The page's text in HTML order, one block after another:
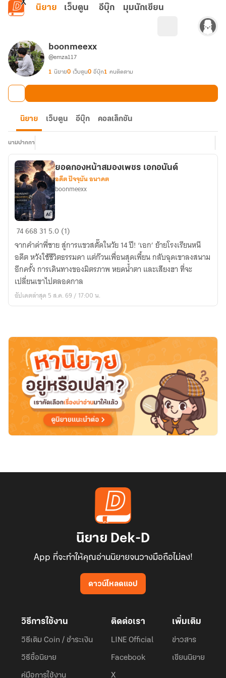
ข้ามไปยังเนื้อหาหลัก
นิยาย เว็บตูน อีบุ๊ก มุมนักเขียน
boonmeexx
@emza117
1 นิยาย0 เว็บตูน0 อีบุ๊ก1 คนติดตาม
นิยาย เว็บตูน อีบุ๊ก คอลเล็กชัน
นามปากกา
ยอด
หน้า
สมอง
เพชร
เอก
อนันต์
ยอดกองหน้าสมองเพชร เอกอนันต์
อดีต ปัจจุบัน อนาคต
boonmeexx
7466831 5.0 (1)
จากคำด่าพี่ชาย สู่การแขวสตั๊ดในวัย 14 ปี! ‘เอก’ ย้ายโรงเรียนหนี
อดีต หวังใช้ชีวิตธรรมดา แต่ก๊วนเพื่อนสุดเพี้ยน กลับฉุดเขาลงสนาม
อีกครั้ง การเดินทางของมิตรภาพ หยดน้ำตา และเสียงฮา ที่จะ
เปลี่ยนเขาไปตลอดกาล
อัปเดตล่าสุด 5 ส.ค. 69 / 17:00 น.
นิยาย Dek-D
App ที่จะทำให้คุณอ่านนิยายจนวางมือถือไม่ลง!
ดาวน์โหลดแอป
วิธีการใช้งาน
วิธีเติม Coin / ชำระเงิน
วิธีซื้อนิยาย
คู่มือการใช้งาน
ติดต่อเรา
LINE Official
Facebook
X
เพิ่มเติม
ข่าวสาร
เขียนนิยาย